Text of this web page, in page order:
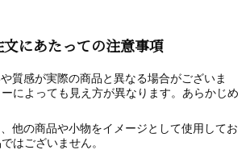
文にあたっての注意事項
質感が実際の商品と異なる場合がございま
によっても見え方が異なります。あらかじめ
他の商品や小物をイメージとして使用してお
はございません。